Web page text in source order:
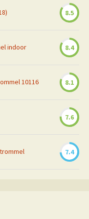
8.5
indoor 8.4
10116 8.1
7.6
7.4